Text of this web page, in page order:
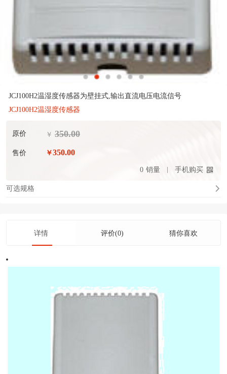
JCJ100H2温湿度传感器为壁挂式,输出直流电压电流信号
JCJ100H2温湿度传感器
原价 ￥ 350.00
售价 ￥350.00
0 销量 手机购买
可选规格
详情 评价(0) 猜你喜欢